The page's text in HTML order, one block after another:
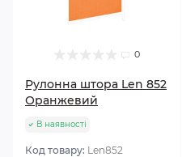
0
Рулонна штора Len 852
Оранжевий
В наявності
Код товару: Len852